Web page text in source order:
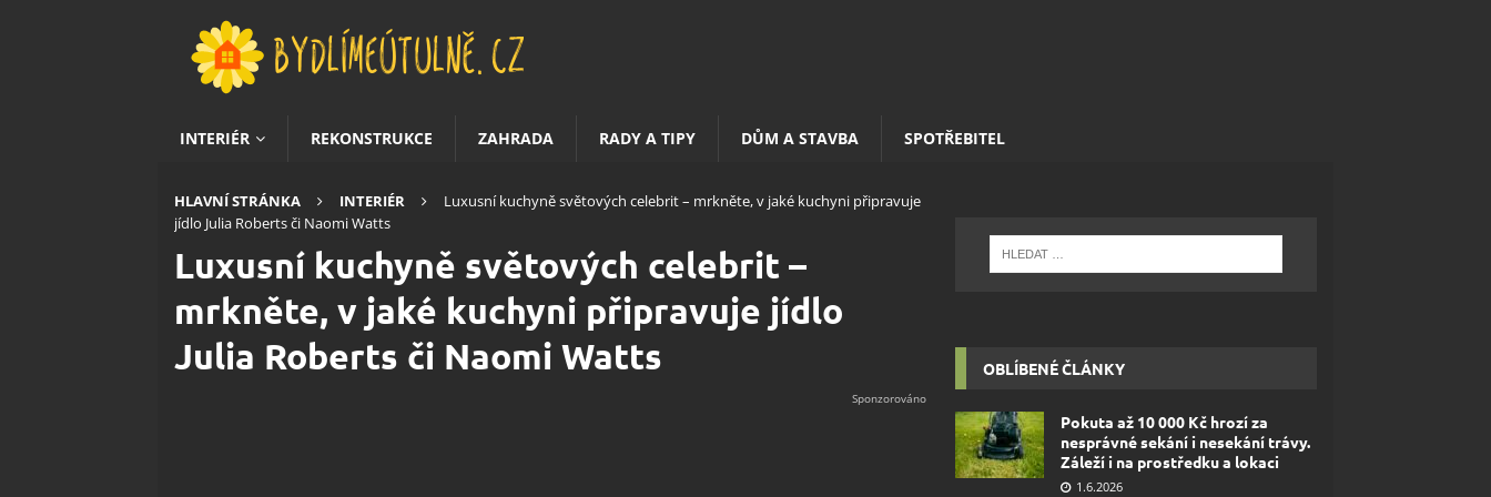
INTERIÉR REKONSTRUKCE ZAHRADA RADY A TIPY DŮM A STAVBA SPOTŘEBITEL
HLAVNÍ STRÁNKA INTERIÉR
Luxusní kuchyně světových celebrit – mrkněte, v jaké kuchyni připravuje
jídlo Julia Roberts či Naomi Watts
Luxusní kuchyně světových celebrit –
mrkněte, v jaké kuchyni připravuje jídlo
Julia Roberts či Naomi Watts
OBLÍBENÉ ČLÁNKY
Pokuta až 10 000 Kč hrozí za
nesprávné sekání i nesekání trávy.
Záleží i na prostředku a lokaci
1.6.2026